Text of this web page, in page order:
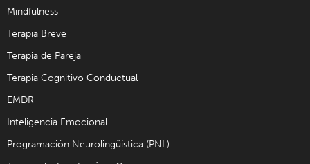
Mindfulness
Terapia Breve
Terapia de Pareja
Terapia Cognitivo Conductual
EMDR
Inteligencia Emocional
Programación Neurolingüística (PNL)